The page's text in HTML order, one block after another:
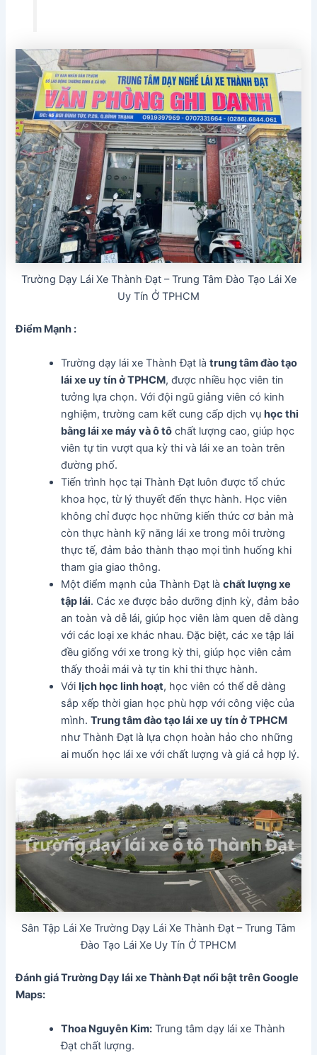
Trường Dạy Lái Xe Thành Đạt – Trung Tâm Đào Tạo Lái Xe
Uy Tín Ở TPHCM
Điểm Mạnh :
Trường dạy lái xe Thành Đạt làtrung tâm đào tạo
lái xe uy tín ở TPHCM, được nhiều học viên tin
tưởng lựa chọn. Với đội ngũ giảng viên có kinh
nghiệm, trường cam kết cung cấp dịch vụhọc thi
bằng lái xe máy và ô tô chất lượng cao, giúp học
viên tự tin vượt qua kỳ thi và lái xe an toàn trên
đường phố.
Tiến trình học tại Thành Đạt luôn được tổ chức
khoa học, từ lý thuyết đến thực hành. Học viên
không chỉ được học những kiến thức cơ bản mà
còn thực hành kỹ năng lái xe trong môi trường
thực tế, đảm bảo thành thạo mọi tình huống khi
tham gia giao thông.
Một điểm mạnh của Thành Đạt làchất lượng xe
tập lái. Các xe được bảo dưỡng định kỳ, đảm bảo
an toàn và dễ lái, giúp học viên làm quen dễ dàng
với các loại xe khác nhau. Đặc biệt, các xe tập lái
đều giống với xe trong kỳ thi, giúp học viên cảm
thấy thoải mái và tự tin khi thi thực hành.
Vớilịch học linh hoạt, học viên có thể dễ dàng
sắp xếp thời gian học phù hợp với công việc của
mình.Trung tâm đào tạo lái xe uy tín ở TPHCM
như Thành Đạt là lựa chọn hoàn hảo cho những
ai muốn học lái xe với chất lượng và giá cả hợp lý.
Sân Tập Lái Xe Trường Dạy Lái Xe Thành Đạt – Trung Tâm
Đào Tạo Lái Xe Uy Tín Ở TPHCM
Đánh giá Trường Dạy lái xe Thành Đạtnổi bật trên Google
Maps:
Thoa Nguyễn Kim: Trung tâm dạy lái xe Thành
Đạt chất lượng.